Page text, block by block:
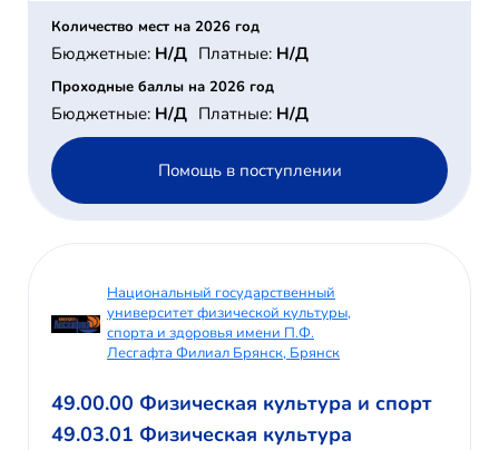
Количество мест на 2026 год
Бюджетные: Н/Д Платные: Н/Д
Проходные баллы на 2026 год
Бюджетные: Н/Д Платные: Н/Д
Помощь в поступлении
Национальный государственный
университет физической культуры,
спорта и здоровья имени П.Ф.
Лесгафта Филиал Брянск, Брянск
49.00.00 Физическая культура и спорт
49.03.01 Физическая культура